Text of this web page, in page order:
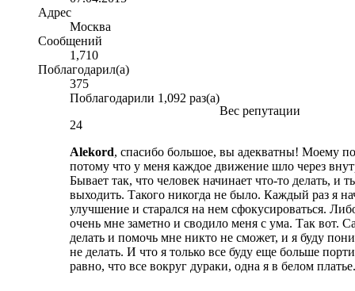
Адрес
Москва
Сообщений
1,710
Поблагодарил(а)
375
Поблагодарили 1,092 раз(а)
Вес репутации
24
Alekord, спасибо большое, вы адекватны! Моему
потому что у меня каждое движение шло через
Бывает так, что человек начинает что-то делать, и
выходить. Такого никогда не было. Каждый раз я
улучшение и старался на нем сфокусироваться.
очень мне заметно и сводило меня с ума. Так вот.
делать и помочь мне никто не сможет, и я буду
не делать. И что я только все буду еще больше
равно, что все вокруг дураки, одна я в белом